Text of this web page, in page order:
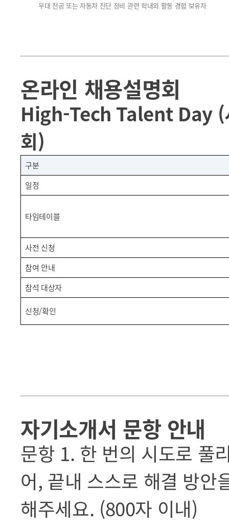
우대 전공 또는 자동차 진단 정비 관련 학내외 활동 경험 보유자
온라인 채용설명회
High-Tech Talent Day (
회)
구분
일정
타임테이블
사전 신청
참여 안내
참석 대상자
신청/확인
자기소개서 문항 안내
문항 1. 한 번의 시도로 풀
어, 끝내 스스로 해결 방안
해주세요. (800자 이내)